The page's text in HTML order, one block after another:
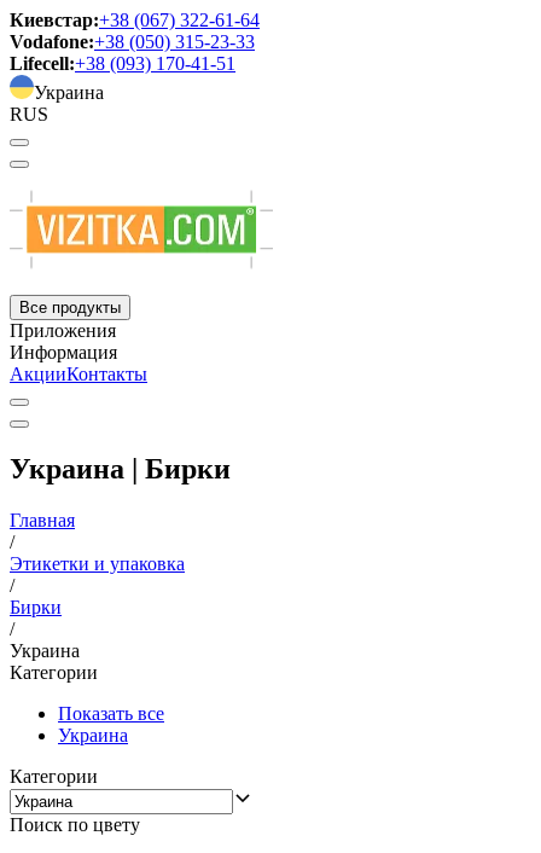
Киевстар:+38 (067) 322-61-64
Vodafone:+38 (050) 315-23-33
Lifecell:+38 (093) 170-41-51
Украина
RUS
Все продукты
Приложения
Информация
АкцииКонтакты
Украина | Бирки
Главная
/
Этикетки и упаковка
/
Бирки
/
Украина
Категории
Показать все
Украина
Категории
Поиск по цвету